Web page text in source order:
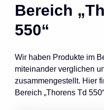
Bereich
550“
Wir haben Produkte im
miteinander verglichen
zusammengestellt. Hier
Bereich „Thorens Td